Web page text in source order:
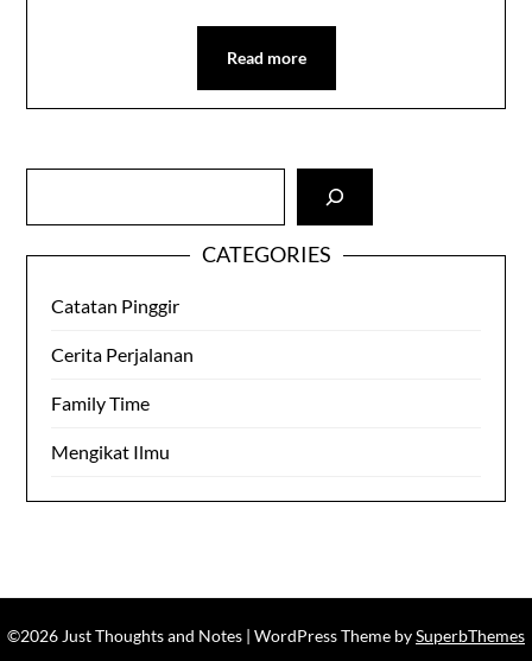
Read more
CATEGORIES
Catatan Pinggir
Cerita Perjalanan
Family Time
Mengikat Ilmu
©2026 Just Thoughts and Notes | WordPress Theme bySuperbThemes